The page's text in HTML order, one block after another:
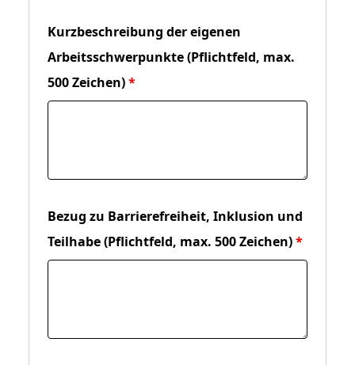
Kurzbeschreibung der eigenen
Arbeitsschwerpunkte (Pflichtfeld, max.
500 Zeichen)
Bezug zu Barrierefreiheit, Inklusion und
Teilhabe (Pflichtfeld, max. 500 Zeichen)